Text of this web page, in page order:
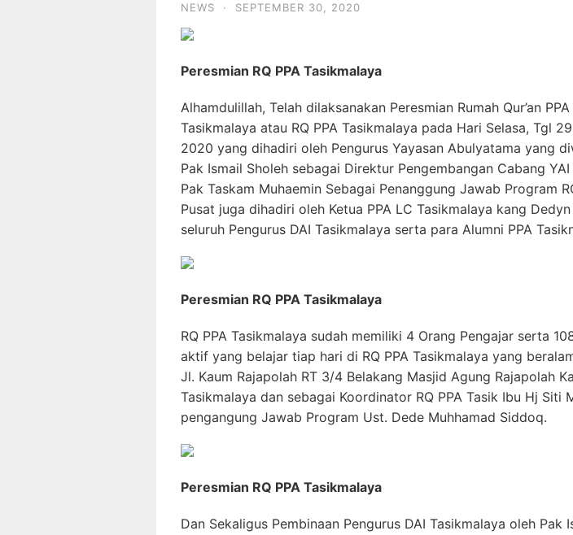
NEWS · SEPTEMBER 30, 2020
Peresmian RQ PPA Tasikmalaya
Alhamdulillah, Telah dilaksanakan Peresmian Rumah Qur’an
Tasikmalaya atau RQ PPA Tasikmalaya pada Hari Selasa, Tgl
2020 yang dihadiri oleh Pengurus Yayasan Abulyatama yang
Pak Ismail Sholeh sebagai Direktur Pengembangan Cabang
Pak Taskam Muhaemin Sebagai Penanggung Jawab Program
Pusat juga dihadiri oleh Ketua PPA LC Tasikmalaya kang
seluruh Pengurus DAI Tasikmalaya serta para Alumni PPA
Peresmian RQ PPA Tasikmalaya
RQ PPA Tasikmalaya sudah memiliki 4 Orang Pengajar serta
aktif yang belajar tiap hari di RQ PPA Tasikmalaya yang
Jl. Kaum Rajapolah RT 3/4 Belakang Masjid Agung Rajapolah
Tasikmalaya dan sebagai Koordinator RQ PPA Tasik Ibu Hj Siti
pengangung Jawab Program Ust. Dede Muhhamad Siddoq.
Peresmian RQ PPA Tasikmalaya
Dan Sekaligus Pembinaan Pengurus DAI Tasikmalaya oleh Pak